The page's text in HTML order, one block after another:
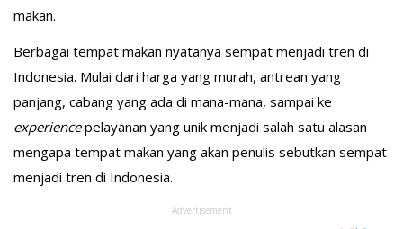
makan.
Berbagai tempat makan nyatanya sempat menjadi tren di
Indonesia. Mulai dari harga yang murah, antrean yang
panjang, cabang yang ada di mana-mana, sampai ke
experiencepelayanan yang unik menjadi salah satu alasan
mengapa tempat makan yang akan penulis sebutkan sempat
menjadi tren di Indonesia.
Advertisement